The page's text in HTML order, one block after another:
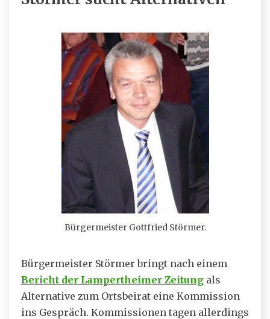
Bürgermeister Gottfried Störmer.
Bürgermeister Störmer bringt nach einem
Bericht der Lampertheimer Zeitung als
Alternative zum Ortsbeirat eine Kommission
ins Gespräch. Kommissionen tagen allerdings